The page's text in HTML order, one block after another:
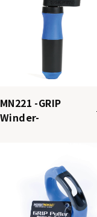
MN221 -GRIP
Winder-